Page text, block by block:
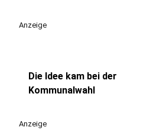
Anzeige
Die Idee kam bei der
Kommunalwahl
Anzeige